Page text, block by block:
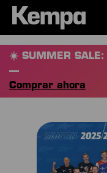
principal
☀️ SUMMER
—
Comprar ahora